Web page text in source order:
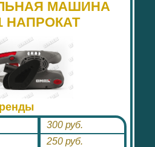
МАШИНА
НАПРОКАТ
300 руб.
250 руб.